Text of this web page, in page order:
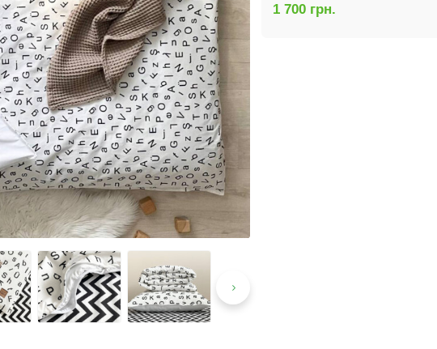
1 700 грн.